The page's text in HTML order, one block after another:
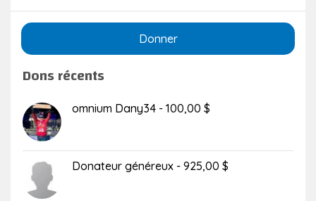
Donner
Dons récents
omnium Dany34 - 100,00 $
Donateur généreux - 925,00 $